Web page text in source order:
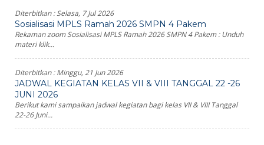
Diterbitkan :Selasa, 7 Jul 2026
Sosialisasi MPLS Ramah 2026 SMPN 4 Pakem
Rekaman zoom Sosialisasi MPLS Ramah 2026 SMPN 4 Pakem : Unduh
materi klik...
Diterbitkan :Minggu, 21 Jun 2026
JADWAL KEGIATAN KELAS VII & VIII TANGGAL 22 -26
JUNI 2026
Berikut kami sampaikan jadwal kegiatan bagi kelas VII & VIII Tanggal
22-26 Juni...